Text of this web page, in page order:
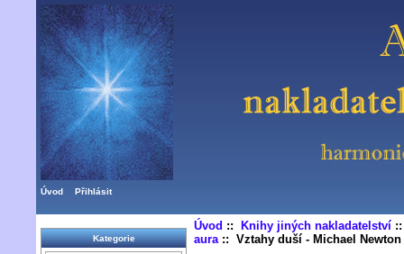
Úvod Přihlásit
Kategorie
Úvod :: Knihy jiných nakladatelství
aura:: Vztahy duší - Michael Newton